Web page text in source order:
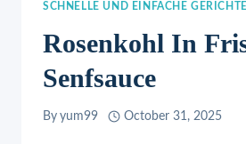
SCHNELLE UND EINFACHE GERICHTE
Rosenkohl In
Senfsauce
By yum99 October 31, 2025